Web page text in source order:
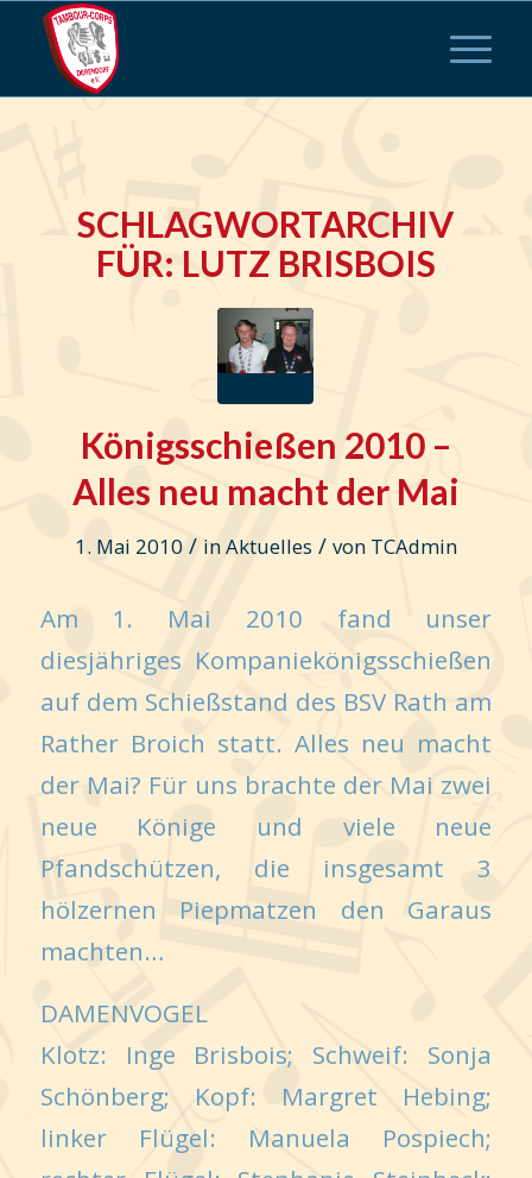
SCHLAGWORTARCHIV
FÜR: LUTZ BRISBOIS
Königsschießen 2010 –
Alles neu macht der Mai
1. Mai 2010 / inAktuelles / von TCAdmin
Am 1. Mai 2010 fand unser
diesjähriges Kompaniekönigsschießen
auf dem Schießstand des BSV Rath am
Rather Broich statt. Alles neu macht
der Mai? Für uns brachte der Mai zwei
neue Könige und viele neue
Pfandschützen, die insgesamt 3
hölzernen Piepmatzen den Garaus
machten…
DAMENVOGEL
Klotz: Inge Brisbois; Schweif: Sonja
Schönberg; Kopf: Margret Hebing;
linker Flügel: Manuela Pospiech;